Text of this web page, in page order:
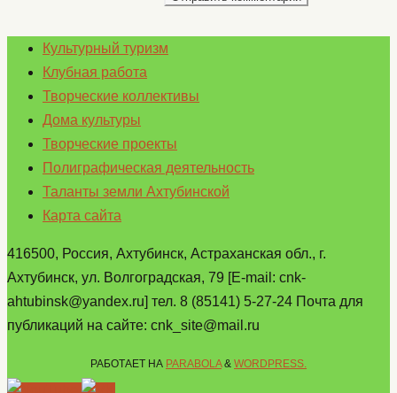
Культурный туризм
Клубная работа
Творческие коллективы
Дома культуры
Творческие проекты
Полиграфическая деятельность
Таланты земли Ахтубинской
Карта сайта
416500, Россия, Ахтубинск, Астраханская обл., г.
Ахтубинск, ул. Волгоградская, 79 [E-mail: cnk-
ahtubinsk@yandex.ru] тел. 8 (85141) 5-27-24 Почта для
публикаций на сайте: cnk_site@mail.ru
РАБОТАЕТ НА PARABOLA& WORDPRESS.